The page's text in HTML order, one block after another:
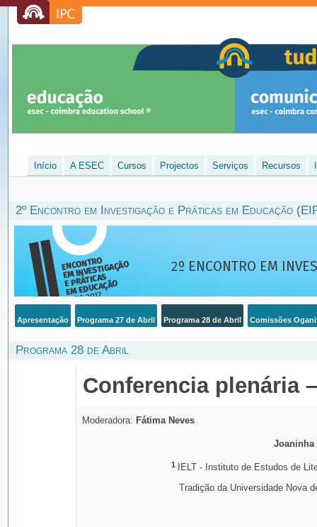
Início A ESEC Cursos Projectos Serviços Recursos
2º Encontro em Investigação e Práticas em Educação
Apresentação Programa 27 de Abril Programa 28 de Abril Comissões
Programa 28 de Abril
Conferencia plenária
Moderadora: Fátima Neves
Joaninha
1
IELT - Instituto de Estudos de
Tradição da Universidade Nova